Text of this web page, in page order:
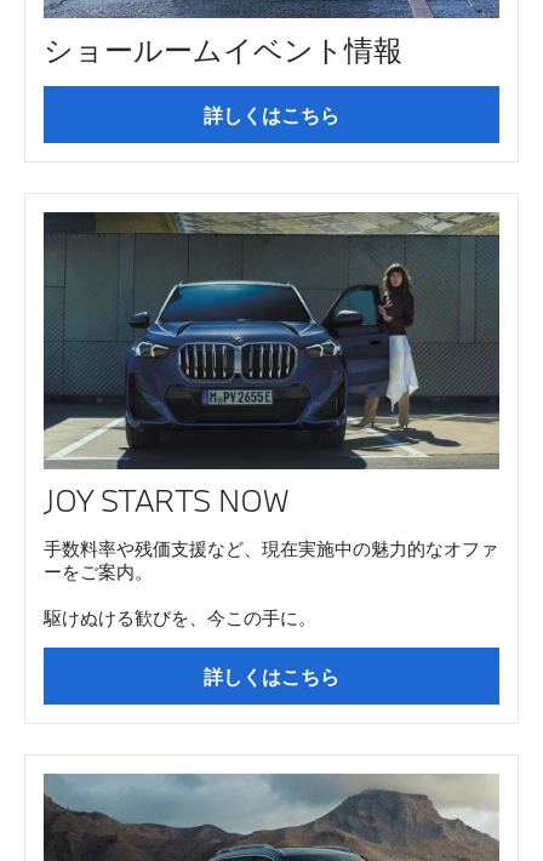
ショールームイベント情報
詳しくはこちら
JOY STARTS NOW
手数料率や残価支援など、現在実施中の魅力的なオファ
ーをご案内。
駆けぬける歓びを、今この手に。
詳しくはこちら